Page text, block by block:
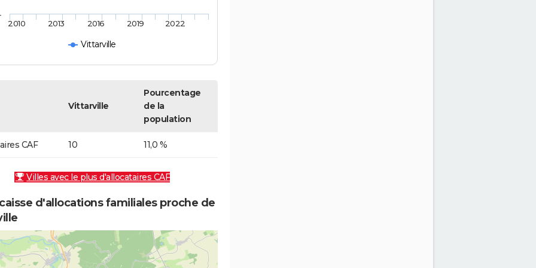
Vittarville
2010 2013 2016 2019 2022
Vittarville
Pourcentage
de la
population
CAF 10 11,0 %
Villes avec le plus d'allocataires CAF
d'allocations familiales proche de